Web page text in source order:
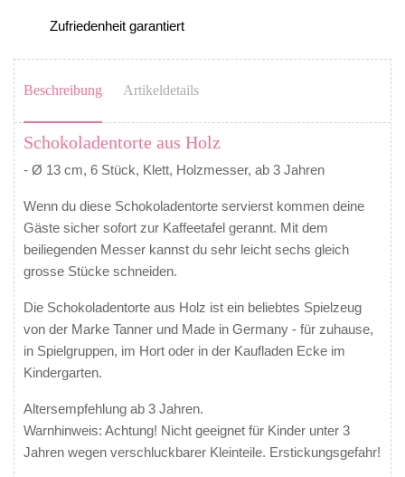
Zufriedenheit garantiert
Beschreibung Artikeldetails
Schokoladentorte aus Holz
- Ø 13 cm, 6 Stück, Klett, Holzmesser, ab 3 Jahren
Wenn du diese Schokoladentorte servierst kommen deine
Gäste sicher sofort zur Kaffeetafel gerannt. Mit dem
beiliegenden Messer kannst du sehr leicht sechs gleich
grosse Stücke schneiden.
Die Schokoladentorte aus Holz ist ein beliebtes Spielzeug
von der Marke Tanner und Made in Germany - für zuhause,
in Spielgruppen, im Hort oder in der Kaufladen Ecke im
Kindergarten.
Altersempfehlung ab 3 Jahren.
Warnhinweis: Achtung! Nicht geeignet für Kinder unter 3
Jahren wegen verschluckbarer Kleinteile. Erstickungsgefahr!